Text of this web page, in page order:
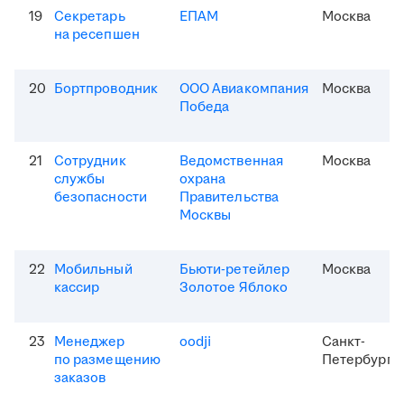
19
Секретарь
на ресепшен
ЕПАМ Москва
20 Бортпроводник
ООО Авиакомпания
Победа
Москва
21
Сотрудник
службы
безопасности
Ведомственная
охрана
Правительства
Москвы
Москва
22 Мобильный
кассир
Бьюти-ретейлер
Золотое Яблоко
Москва
23 Менеджер
по размещению
заказов
oodji
Санкт-
Петербург